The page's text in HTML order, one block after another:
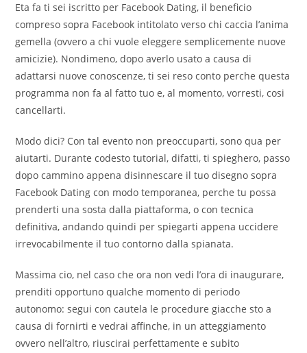
Eta fa ti sei iscritto per Facebook Dating, il beneficio
compreso sopra Facebook intitolato verso chi caccia l’anima
gemella (ovvero a chi vuole eleggere semplicemente nuove
amicizie). Nondimeno, dopo averlo usato a causa di
adattarsi nuove conoscenze, ti sei reso conto perche questa
programma non fa al fatto tuo e, al momento, vorresti, cosi
cancellarti.
Modo dici? Con tal evento non preoccuparti, sono qua per
aiutarti. Durante codesto tutorial, difatti, ti spieghero, passo
dopo cammino appena disinnescare il tuo disegno sopra
Facebook Dating con modo temporanea, perche tu possa
prenderti una sosta dalla piattaforma, o con tecnica
definitiva, andando quindi per spiegarti appena uccidere
irrevocabilmente il tuo contorno dalla spianata.
Massima cio, nel caso che ora non vedi l’ora di inaugurare,
prenditi opportuno qualche momento di periodo
autonomo: segui con cautela le procedure giacche sto a
causa di fornirti e vedrai affinche, in un atteggiamento
ovvero nell’altro, riuscirai perfettamente e subito